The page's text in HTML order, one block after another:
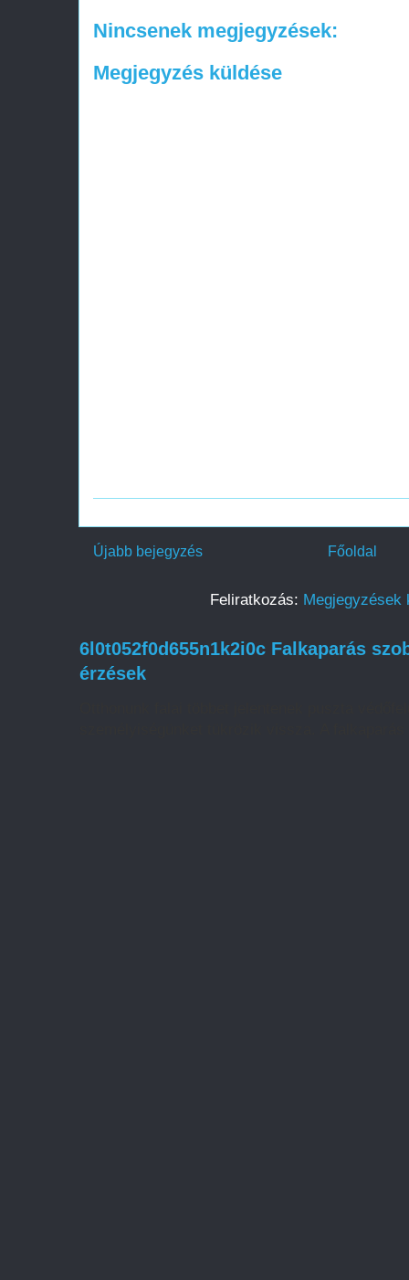
Nincsenek megjegyzések:
Megjegyzés küldése
Újabb bejegyzés Főoldal
Feliratkozás: Megjegyzések
6l0t052f0d655n1k2i0c Falkaparás
érzések